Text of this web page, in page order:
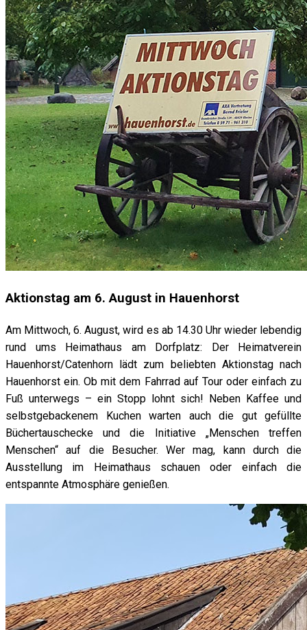
Aktionstag am 6. August in Hauenhorst
Am Mittwoch, 6. August, wird es ab 14.30 Uhr wieder lebendig
rund ums Heimathaus am Dorfplatz: Der Heimatverein
Hauenhorst/Catenhorn lädt zum beliebten Aktionstag nach
Hauenhorst ein. Ob mit dem Fahrrad auf Tour oder einfach zu
Fuß unterwegs – ein Stopp lohnt sich! Neben Kaffee und
selbstgebackenem Kuchen warten auch die gut gefüllte
Büchertauschecke und die Initiative „Menschen treffen
Menschen“ auf die Besucher. Wer mag, kann durch die
Ausstellung im Heimathaus schauen oder einfach die
entspannte Atmosphäre genießen.